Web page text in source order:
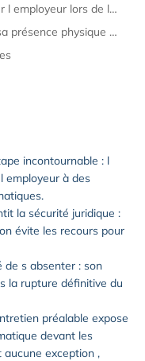
Les obligations légales pesant sur l employeur lors de la procédure de licenciement
La liberté du salarié concernant sa présence physique durant le rendez-vous préalable
incontournable : l
employeur à des
la sécurité juridique :
évite les recours pour
de s absenter : son
la rupture définitive du
préalable expose
devant les
exception ,